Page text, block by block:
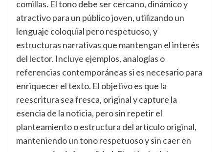
comillas. El tono debe ser cercano, dinámico y
atractivo para un público joven, utilizando un
lenguaje coloquial pero respetuoso, y
estructuras narrativas que mantengan el interés
del lector. Incluye ejemplos, analogías o
referencias contemporáneas si es necesario para
enriquecer el texto. El objetivo es que la
reescritura sea fresca, original y capture la
esencia de la noticia, pero sin repetir el
planteamiento o estructura del artículo original,
manteniendo un tono respetuoso y sin caer en